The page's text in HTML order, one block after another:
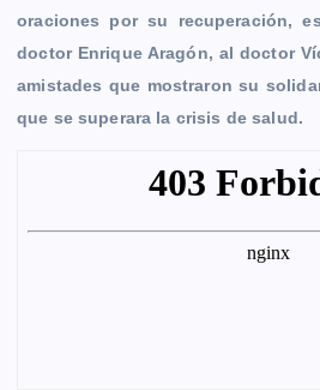
oraciones por su recuperación,
doctor Enrique Aragón, al doctor
amistades que mostraron su
que se superara la crisis de salud.